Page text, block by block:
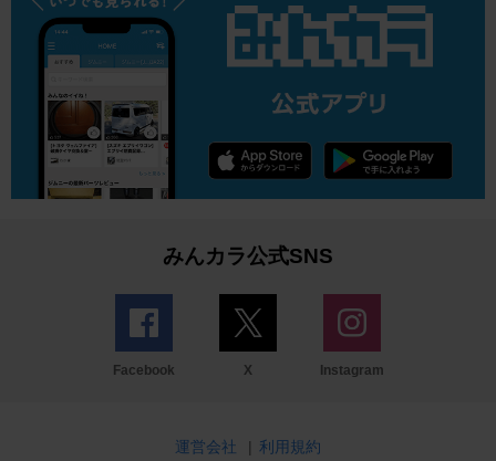
みんカラ公式SNS
Facebook X Instagram
運営会社 | 利用規約